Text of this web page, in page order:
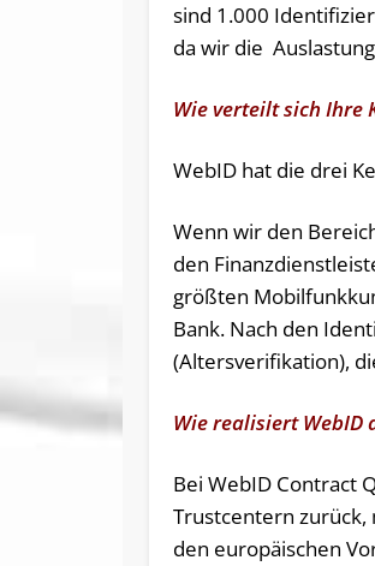
sind 1.000
da wir die
Wie verteilt sich Ihre
WebID hat die drei
Wenn wir den
den
größten
Bank. Nach den
(Altersverifikation),
Wie realisiert WebID
Bei WebID Contract
Trustcentern
den europäischen